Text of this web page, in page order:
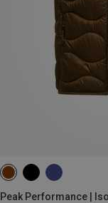
Peak Performance |
130 140